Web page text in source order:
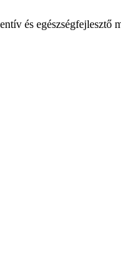
és egészségfejlesztő